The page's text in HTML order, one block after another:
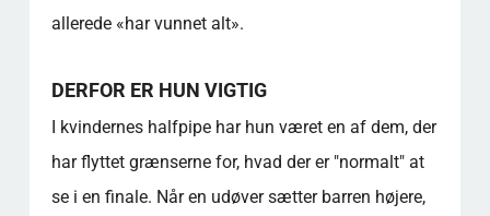
allerede «har vunnet alt».
DERFOR ER HUN VIGTIG
I kvindernes halfpipe har hun været en af dem, der
har flyttet grænserne for, hvad der er "normalt" at
se i en finale. Når en udøver sætter barren højere,